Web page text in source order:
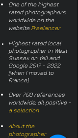
One of the highest
rated photographers
worldwide on the
website Freelancer
Highest rated local
photographer in West
Sussex on Yell and
Google 2017 - 2022
(when I moved to
France)
Over 700 references
worldwide, all positive -
a selection
About the
photographer